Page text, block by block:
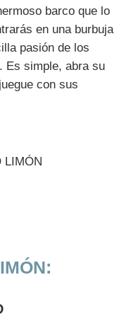
barco que lo
en una burbuja
pasión de los
Es simple, abra su
con sus